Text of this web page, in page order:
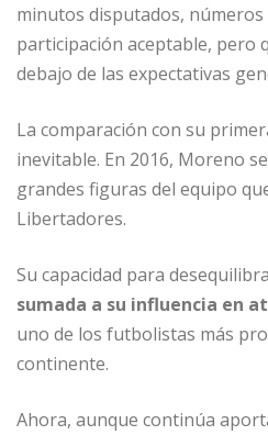
minutos disputados,
participación aceptable, pero
debajo de las expectativas
La comparación con su
inevitable. En 2016, Moreno
grandes figuras del equipo
Libertadores.
Su capacidad para
sumada a su influencia en
uno de los futbolistas más
continente.
Ahora, aunque continúa